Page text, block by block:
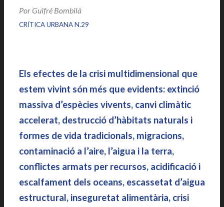
Por Guifré Bombilà
CRÍTICA URBANA N.29
Els efectes de la crisi multidimensional que
estem vivint són més que evidents: extinció
massiva d’espècies vivents, canvi climàtic
accelerat, destrucció d’hàbitats naturals i
formes de vida tradicionals, migracions,
contaminació a l’aire, l’aigua i la terra,
conflictes armats per recursos, acidificació i
escalfament dels oceans, escassetat d’aigua
estructural, inseguretat alimentària, crisi